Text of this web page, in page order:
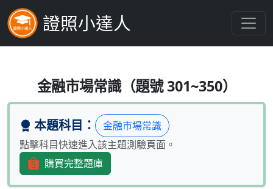
證照小達人
機器人是人工智慧的容器，若機
金融市場常識（題號 301~350）
本題科目：
金融市場常識
點擊科目快速進入該主題測驗頁面。
購買完整題庫